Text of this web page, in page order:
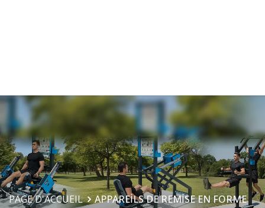
PAGE D'ACCUEIL APPAREİLS DE REMİSE EN FORME